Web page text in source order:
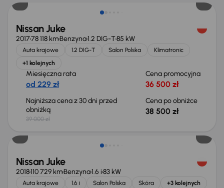
Nissan Juke
201778 118 kmBenzyna1.2 DIG-T85 kW
Auta krajowe 1.2 DIG-T Salon Polska
Klimatronic
+1 kolejnych
Miesięczna rata
od 229 zł
Cena promocyjna
36 500 zł
Najniższa cena z 30 dni przed
obniżką
39 000 zł
Cena po obniżce
38 500 zł
Nissan Juke
2018110 729 kmBenzyna1.6 i83 kW
Auta krajowe 1.6 i Salon Polska Skóra +3 kolejnych